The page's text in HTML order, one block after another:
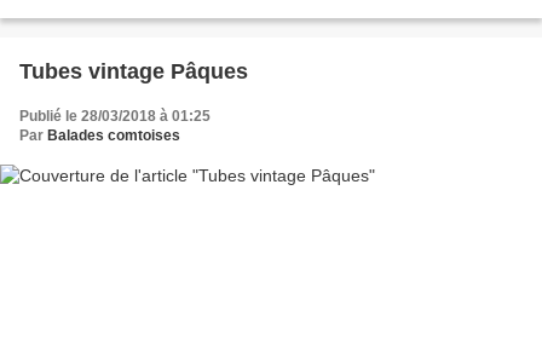
Tubes vintage Pâques
Publié le 28/03/2018 à 01:25
Par Balades comtoises